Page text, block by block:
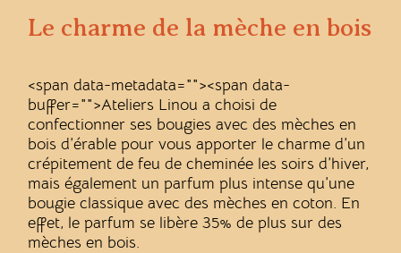
Le charme de la mèche en bois
<span data-metadata=""><span data-
buffer="">Ateliers Linou a choisi de
confectionner ses bougies avec des mèches en
bois d’érable pour vous apporter le charme d’un
crépitement de feu de cheminée les soirs d’hiver,
mais également un parfum plus intense qu’une
bougie classique avec des mèches en coton. En
effet, le parfum se libère 35% de plus sur des
mèches en bois.